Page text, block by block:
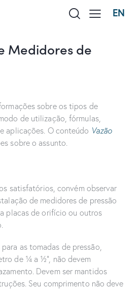
EN
Medidores de
sobre os tipos de
de utilização, fórmulas,
aplicações. O conteúdo Vazão
sobre o assunto.
satisfatórios, convém observar
de medidores de pressão
placas de orifício ou outros
as tomadas de pressão,
de ¼ a ½”, não devem
Devem ser mantidos
Seu comprimento não deve